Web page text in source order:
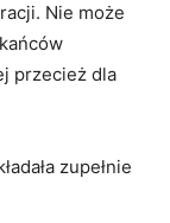
Nie może
przecież dla
zupełnie